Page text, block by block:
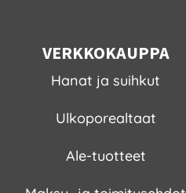
VERKKOKAUPPA
Hanat ja suihkut
Ulkoporealtaat
Ale-tuotteet